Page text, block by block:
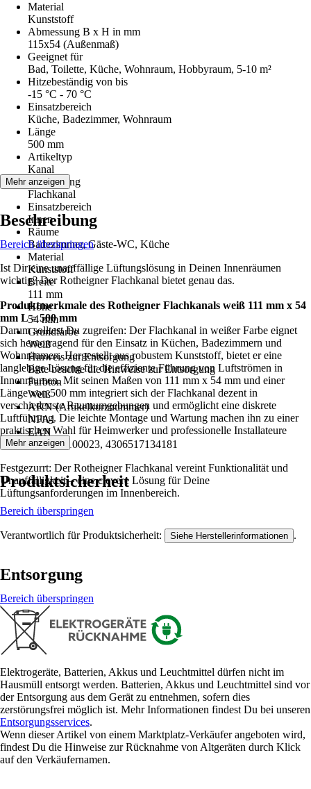
Material
Kunststoff
Abmessung B x H in mm
115x54 (Außenmaß)
Geeignet für
Bad, Toilette, Küche, Wohnraum, Hobbyraum, 5-10 m²
Hitzebeständig von bis
-15 °C - 70 °C
Einsatzbereich
Küche, Badezimmer, Wohnraum
Länge
500 mm
Artikeltyp
Kanal
Ausführung
Flachkanal
Einsatzbereich
Innen
Räume
Badezimmer, Gäste-WC, Küche
Material
Kunststoff
Breite
111 mm
Höhe
54 mm
Grundfarbe
Weiß
Hinweis zur Entsorgung
Bitte beachte die Hinweise zur Entsorgung
Farbton
Weiß
AKN (Artikelkurznummer)
NFA1
EAN
4046293100023, 4306517134181
Mehr anzeigen
Beschreibung
Bereich überspringen
Ist Dir eine unauffällige Lüftungslösung in Deinen Innenräumen
wichtig? Der Rotheigner Flachkanal bietet genau das.
Produktmerkmale des Rotheigner Flachkanals weiß 111 mm x 54
mm L = 500 mm
Darum solltest Du zugreifen: Der Flachkanal in weißer Farbe eignet
sich hervorragend für den Einsatz in Küchen, Badezimmern und
Wohnräumen. Hergestellt aus robustem Kunststoff, bietet er eine
langlebige Lösung für die effiziente Führung von Luftströmen in
Innenräumen. Mit seinen Maßen von 111 mm x 54 mm und einer
Länge von 500 mm integriert sich der Flachkanal dezent in
verschiedenste Raumumgebungen und ermöglicht eine diskrete
Luftführung. Die leichte Montage und Wartung machen ihn zu einer
praktischen Wahl für Heimwerker und professionelle Installateure
gleichermaßen.
Festgezurrt: Der Rotheigner Flachkanal vereint Funktionalität und
Unauffälligkeit – eine clevere Lösung für Deine
Lüftungsanforderungen im Innenbereich.
Mehr anzeigen
Produktsicherheit
Bereich überspringen
Verantwortlich für Produktsicherheit: Siehe Herstellerinformationen .
Entsorgung
Bereich überspringen
Elektrogeräte, Batterien, Akkus und Leuchtmittel dürfen nicht im
Hausmüll entsorgt werden. Batterien, Akkus und Leuchtmittel sind vor
der Entsorgung aus dem Gerät zu entnehmen, sofern dies
zerstörungsfrei möglich ist. Mehr Informationen findest Du bei unseren
Entsorgungsservices.
Wenn dieser Artikel von einem Marktplatz-Verkäufer angeboten wird,
findest Du die Hinweise zur Rücknahme von Altgeräten durch Klick
auf den Verkäufernamen.